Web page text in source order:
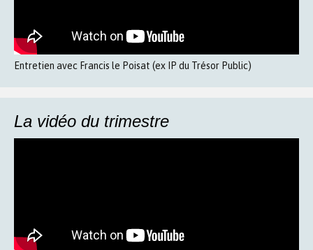
Entretien avec Francis le Poisat (ex IP du Trésor Public)
La vidéo du trimestre